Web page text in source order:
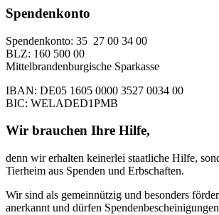
Spendenkonto
Spendenkonto: 35 27 00 34 00
BLZ: 160 500 00
Mittelbrandenburgische Sparkasse
IBAN: DE05 1605 0000 3527 0034 00
BIC: WELADED1PMB
Wir brauchen Ihre Hilfe,
denn wir erhalten keinerlei staatliche Hilfe,
Tierheim aus Spenden und Erbschaften.
Wir sind als gemeinnützig und besonders
anerkannt und dürfen